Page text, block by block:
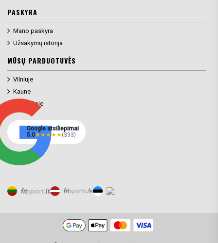
PASKYRA
Mano paskyra
Užsakymų istorija
MŪSŲ PARDUOTUVĖS
Vilniuje
Kaune
Klaipėdoje
Google atsiliepimai
5.0★★★★★(393)